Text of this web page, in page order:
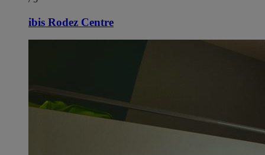
ibis Rodez Centre